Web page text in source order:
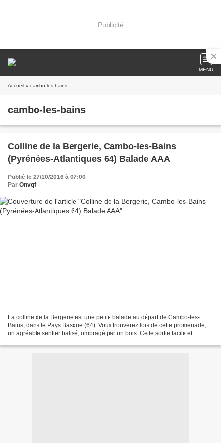
Publicité
MENU
Accueil » cambo-les-bains
cambo-les-bains
Colline de la Bergerie, Cambo-les-Bains
(Pyrénées-Atlantiques 64) Balade AAA
Publié le 27/10/2016 à 07:00
Par Onvqf
La colline de la Bergerie est une petite balade au départ de Cambo-les-
Bains, dans le Pays Basque (64). Vous trouverez lors de cette promenade,
un agréable sentier balisé, ombragé par un bois. Cette sortie facile et